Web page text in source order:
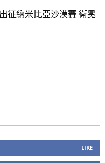
征納米比亞沙漠賽 衛冕
LIKE